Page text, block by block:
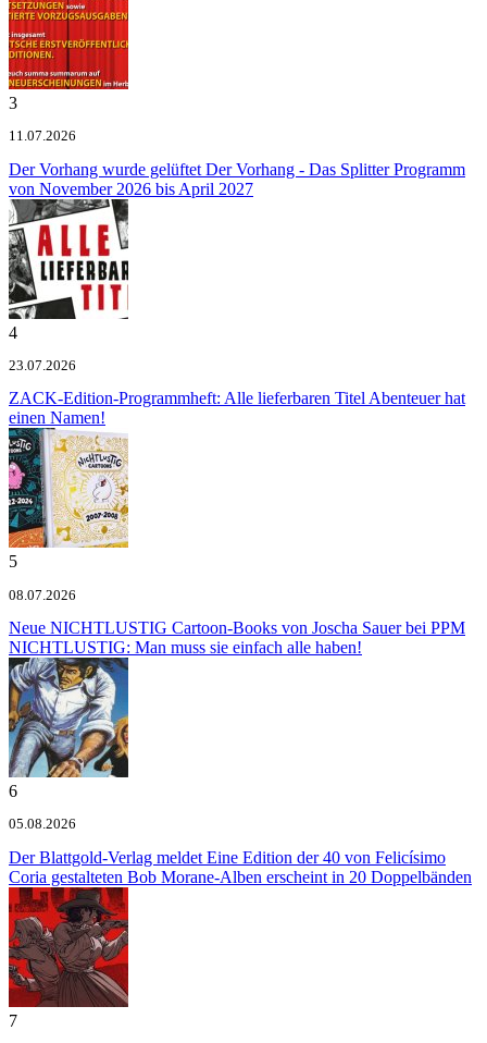
3
11.07.2026
Der Vorhang wurde gelüftet Der Vorhang - Das Splitter Programm
von November 2026 bis April 2027
4
23.07.2026
ZACK-Edition-Programmheft: Alle lieferbaren Titel Abenteuer hat
einen Namen!
5
08.07.2026
Neue NICHTLUSTIG Cartoon-Books von Joscha Sauer bei PPM
NICHTLUSTIG: Man muss sie einfach alle haben!
6
05.08.2026
Der Blattgold-Verlag meldet Eine Edition der 40 von Felicísimo
Coria gestalteten Bob Morane-Alben erscheint in 20 Doppelbänden
7